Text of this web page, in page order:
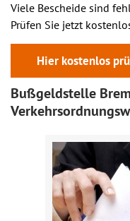
Viele Bescheide sind
Prüfen Sie jetzt
Hier kostenlos
Bußgeldstelle